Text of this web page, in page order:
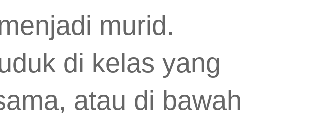
murid.
di kelas yang
atau di bawah